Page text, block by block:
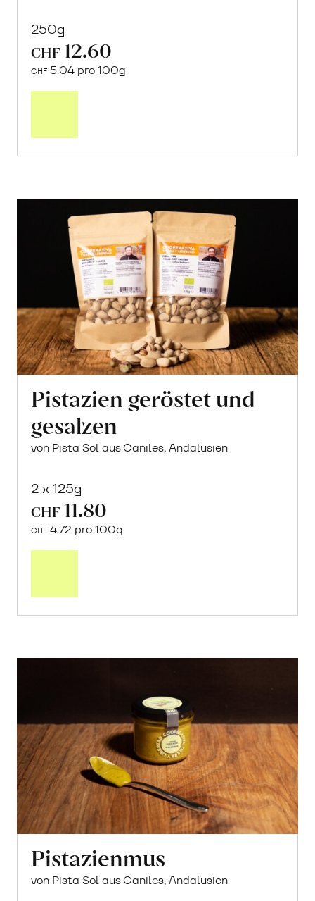
250g
CHF 12.60
CHF 5.04 pro 100g
Pistazien geröstet und
gesalzen
von Pista Sol aus Caniles, Andalusien
2 x 125g
CHF 11.80
CHF 4.72 pro 100g
Pistazienmus
von Pista Sol aus Caniles, Andalusien